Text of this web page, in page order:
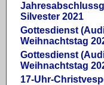
Silvester 2021
Gottesdienst
Weihnachtstag
Gottesdienst
Weihnachtstag
17-Uhr-